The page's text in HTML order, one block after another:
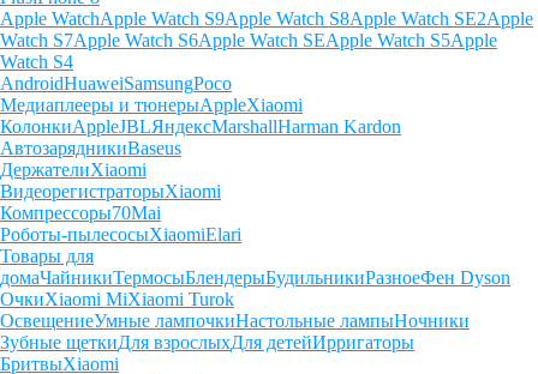
Apple WatchApple Watch S9Apple Watch S8Apple Watch SE2Apple
Watch S7Apple Watch S6Apple Watch SEApple Watch S5Apple
Watch S4
AndroidHuaweiSamsungPoco
Медиаплееры и тюнерыAppleXiaomi
КолонкиAppleJBLЯндексMarshallHarman Kardon
АвтозарядникиBaseus
ДержателиXiaomi
ВидеорегистраторыXiaomi
Компрессоры70Mai
Роботы-пылесосыXiaomiElari
Товары для
домаЧайникиТермосыБлендерыБудильникиРазноеФен Dyson
ОчкиXiaomi MiXiaomi Turok
ОсвещениеУмные лампочкиНастольные лампыНочники
Зубные щеткиДля взрослыхДля детейИрригаторы
БритвыXiaomi